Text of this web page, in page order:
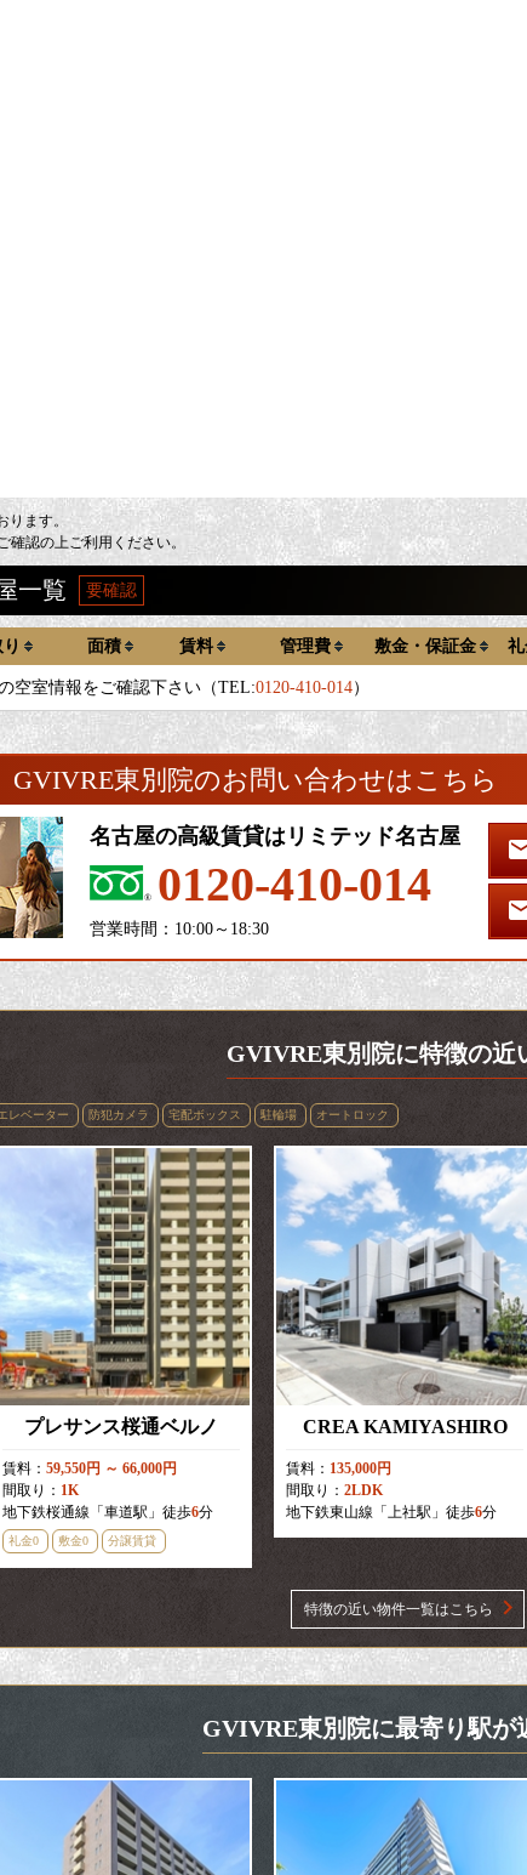
ます。
認の上ご利用ください。
一覧 要確認
面積 賃料 管理費 敷金・保証金
空室情報をご確認下さい（TEL:0120-410-014）
GVIVRE東別院のお問い合わせはこちら
名古屋の高級賃貸はリミテッド名古屋
0120-410-014
営業時間：10:00～18:30
GVIVRE東別院に特徴の近
レベーター 防犯カメラ 宅配ボックス 駐輪場 オートロック
プレサンス桜通ベルノ
賃料： 59,550円 ～ 66,000円
間取り： 1K
地下鉄桜通線「車道駅」徒歩6分
礼金0 敷金0 分譲賃貸
CREA KAMIYASHIRO
賃料： 135,000円
間取り： 2LDK
地下鉄東山線「上社駅」徒歩6分
特徴の近い物件一覧はこちら
GVIVRE東別院に最寄り駅が